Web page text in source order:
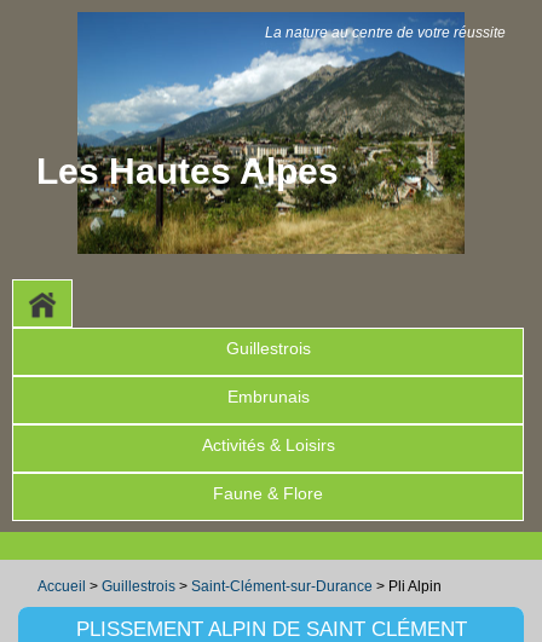
La nature au centre de votre réussite
Les Hautes Alpes
Guillestrois
Embrunais
Activités & Loisirs
Faune & Flore
Accueil > Guillestrois > Saint-Clément-sur-Durance > Pli Alpin
PLISSEMENT ALPIN DE SAINT CLÉMENT